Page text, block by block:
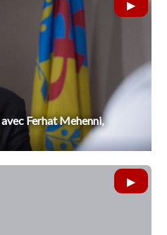
Ferhat Mehenni,